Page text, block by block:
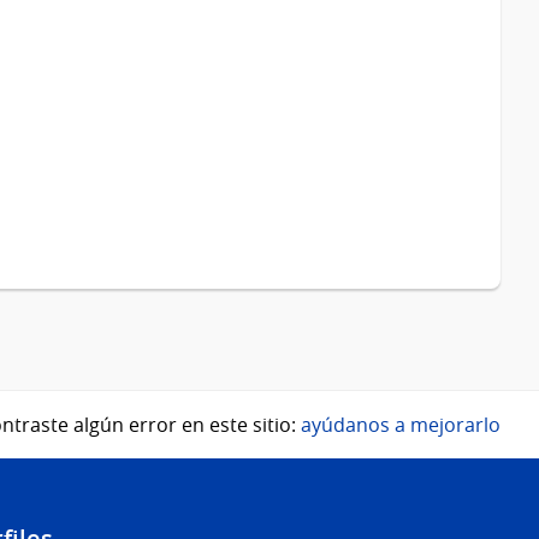
algún error en este sitio: ayúdanos a mejorarlo